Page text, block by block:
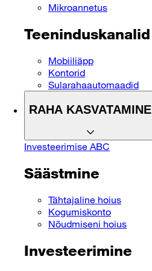
Mikroannetus
Teeninduskanalid
Mobiiliäpp
Kontorid
Sularahaautomaadid
RAHA KASVATAMINE
Investeerimise ABC
Säästmine
Tähtajaline hoius
Kogumiskonto
Nõudmiseni hoius
Investeerimine